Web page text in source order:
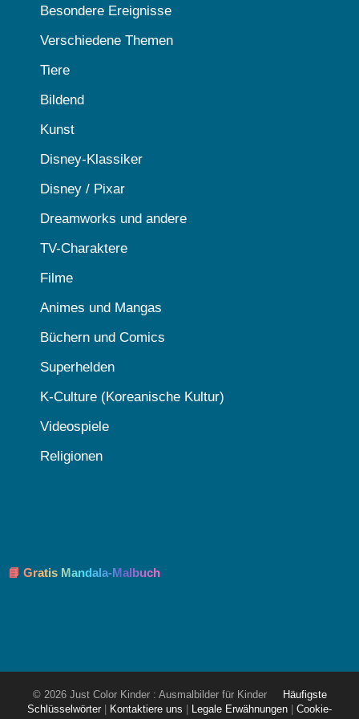
Besondere Ereignisse
Verschiedene Themen
Tiere
Bildend
Kunst
Disney-Klassiker
Disney / Pixar
Dreamworks und andere
TV-Charaktere
Filme
Animes und Mangas
Büchern und Comics
Superhelden
K-Culture (Koreanische Kultur)
Videospiele
Religionen
📘 Gratis Mandala-Malbuch
© 2026 Just Color Kinder : Ausmalbilder für Kinder
Häufigste
Schlüsselwörter
Kontaktiere uns Legale Erwähnungen
Cookie-